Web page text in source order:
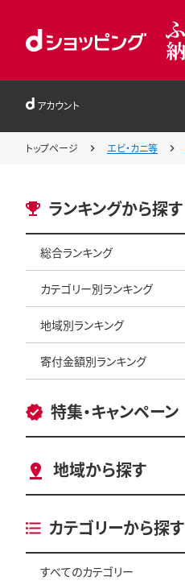
アカウント
トップページ エビ・カニ等
ランキングから探す
総合ランキング
カテゴリー別ランキング
地域別ランキング
寄付金額別ランキング
特集・キャンペーン
地域から探す
カテゴリーから探す
すべてのカテゴリー